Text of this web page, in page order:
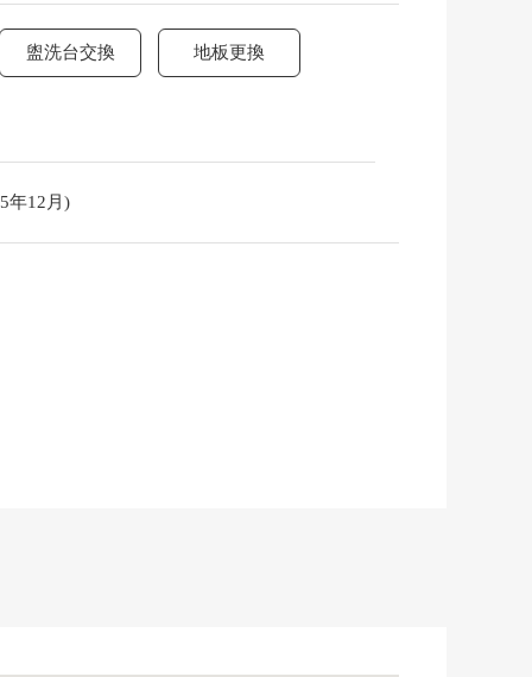
盥洗台交換 地板更換
年12月)